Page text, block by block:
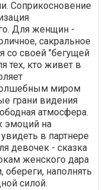
Соприкосновение
Для женщин -
сакральное
со своей "бегущей
тех, кто живет в
миром
грани видения
атмосфера.
эмоций на
в партнере
девочек - сказка
женского дара
наполнять
силой.